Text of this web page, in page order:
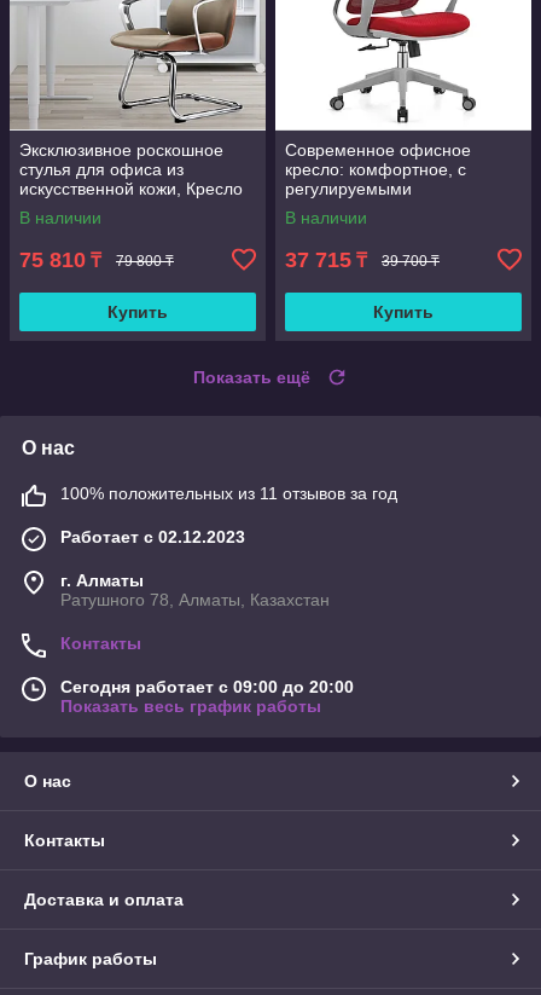
Эксклюзивное роскошное
стулья для офиса из
искусственной кожи, Кресло
офисное на полозьях
В наличии
75 810 ₸ 79 800 ₸
Купить
Современное офисное
кресло: комфортное, с
регулируемыми
подлокотниками,
поворотное, сетчатое,
эргономичное, для
руководителей, с п
В наличии
37 715 ₸ 39 700 ₸
Купить
Показать ещё
О нас
100% положительных из 11 отзывов за год
Работает с 02.12.2023
г. Алматы
Ратушного 78, Алматы, Казахстан
Контакты
Сегодня работает с 09:00 до 20:00
Показать весь график работы
О нас
Контакты
Доставка и оплата
График работы